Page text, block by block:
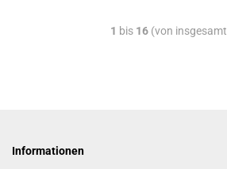
1 bis 16(von insgesamt
Informationen